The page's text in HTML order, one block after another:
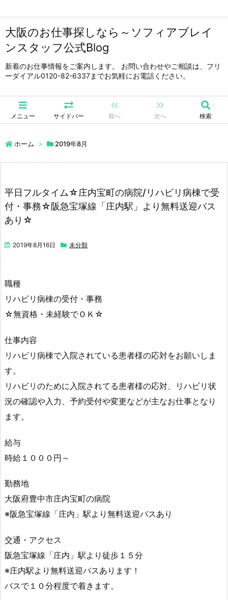
大阪のお仕事探しなら～ソフィアブレイ
ンスタッフ公式Blog
新着のお仕事情報をご案内します。 お問い合わせやご相談は、フリ
ーダイアル0120-82-6337までお気軽にお電話ください。
メニュー サイドバー 前へ 次へ 検索
ホーム > 2019年8月
平日フルタイム☆庄内宝町の病院/リハビリ病棟で受
付・事務☆阪急宝塚線「庄内駅」より無料送迎バス
あり☆
2019年8月16日 未分類
職種
リハビリ病棟の受付・事務
☆無資格・未経験でＯＫ☆
仕事内容
リハビリ病棟で入院されている患者様の応対をお願いしま
す。
リハビリのために入院されてる患者様の応対、リハビリ状
況の確認や入力、予約受付や変更などが主なお仕事となり
ます。
給与
時給１０００円～
勤務地
大阪府豊中市庄内宝町の病院
※阪急宝塚線「庄内」駅より無料送迎バスあり
交通・アクセス
阪急宝塚線「庄内」駅より徒歩１５分
※庄内駅より無料送迎バスあります！
バスで１０分程度で着きます。